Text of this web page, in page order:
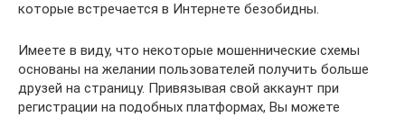
которые встречается в Интернете безобидны.
Имеете в виду, что некоторые мошеннические схемы
основаны на желании пользователей получить больше
друзей на страницу. Привязывая свой аккаунт при
регистрации на подобных платформах, Вы можете